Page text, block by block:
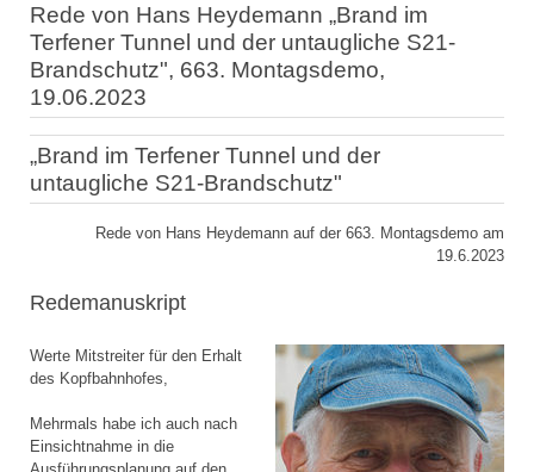
Rede von Hans Heydemann „Brand im
Terfener Tunnel und der untaugliche S21-
Brandschutz", 663. Montagsdemo,
19.06.2023
„Brand im Terfener Tunnel und der
untaugliche S21-Brandschutz"
Rede von Hans Heydemann auf der 663. Montagsdemo am
19.6.2023
Redemanuskript
Werte Mitstreiter für den Erhalt
des Kopfbahnhofes,
Mehrmals habe ich auch nach
Einsichtnahme in die